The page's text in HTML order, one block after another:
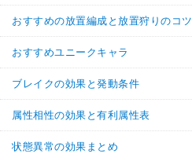
おすすめの放置編成と放置狩りのコツ
おすすめユニークキャラ
ブレイクの効果と発動条件
属性相性の効果と有利属性表
状態異常の効果まとめ